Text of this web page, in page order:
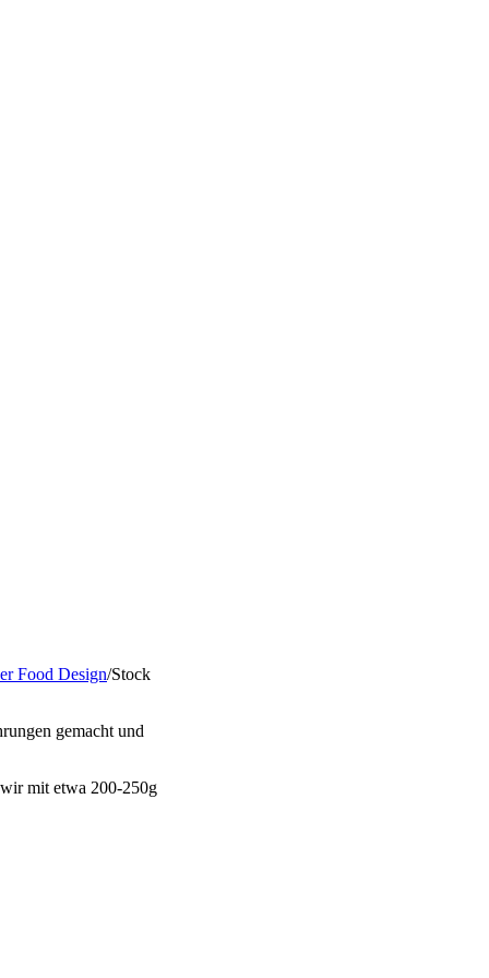
Food Design/Stock
gemacht und
mit etwa 200-250g